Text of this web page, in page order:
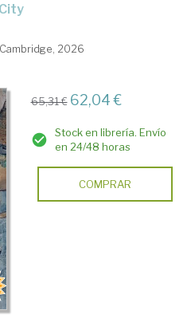
2026
65,31 € 62,04 €
Stock en librería. Envío
en 24/48 horas
COMPRAR